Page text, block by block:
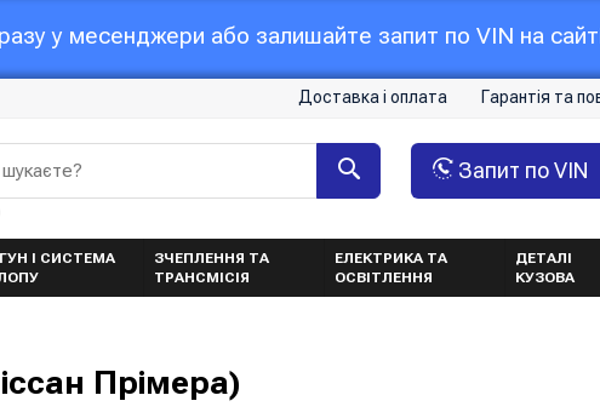
у месенджери або залишайте запит по VIN на
Доставка і оплата Гарантія та
Запит по VIN
І СИСТЕМА
ЗЧЕПЛЕННЯ ТА
ТРАНСМІСІЯ
ЕЛЕКТРИКА ТА
ОСВІТЛЕННЯ
ДЕТАЛІ
КУЗОВА
Прімера)